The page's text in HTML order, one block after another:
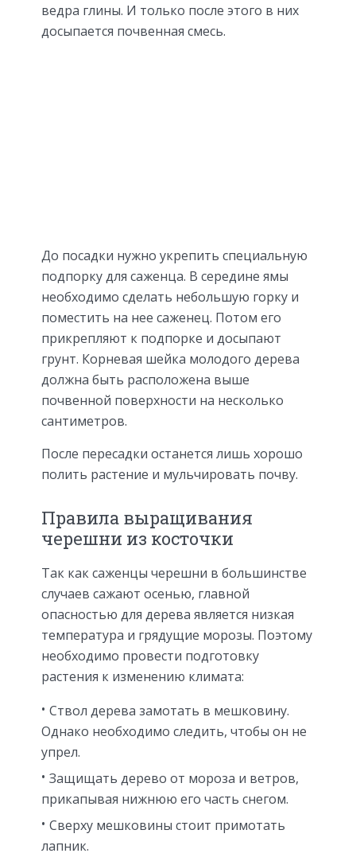
ведра глины. И только после этого в них
досыпается почвенная смесь.
До посадки нужно укрепить специальную
подпорку для саженца. В середине ямы
необходимо сделать небольшую горку и
поместить на нее саженец. Потом его
прикрепляют к подпорке и досыпают
грунт. Корневая шейка молодого дерева
должна быть расположена выше
почвенной поверхности на несколько
сантиметров.
После пересадки останется лишь хорошо
полить растение и мульчировать почву.
Правила выращивания
черешни из косточки
Так как саженцы черешни в большинстве
случаев сажают осенью, главной
опасностью для дерева является низкая
температура и грядущие морозы. Поэтому
необходимо провести подготовку
растения к изменению климата:
Ствол дерева замотать в мешковину.
Однако необходимо следить, чтобы он не
упрел.
Защищать дерево от мороза и ветров,
прикапывая нижнюю его часть снегом.
Сверху мешковины стоит примотать
лапник.